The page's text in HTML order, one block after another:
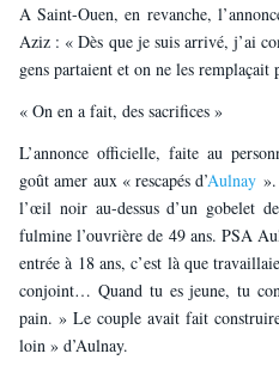
A Saint-Ouen, en revanche,
Aziz : « Dès que je suis arrivé, j’ai
gens partaient et on ne les
« On en a fait, des sacrifices »
L’annonce officielle, faite au
goût amer aux « rescapés d’Aulnay
l’œil noir au-dessus d’un gobelet
fulmine l’ouvrière de 49 ans. PSA
entrée à 18 ans, c’est là que
conjoint… Quand tu es jeune, tu
pain. » Le couple avait fait
loin » d’Aulnay.